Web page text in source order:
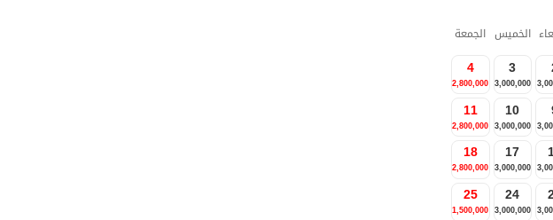
الخميس الجمعة
3
3,000,000
4
2,800,000
10
3,000,000
11
2,800,000
17
3,000,000
18
2,800,000
24
3,000,000
25
1,500,000